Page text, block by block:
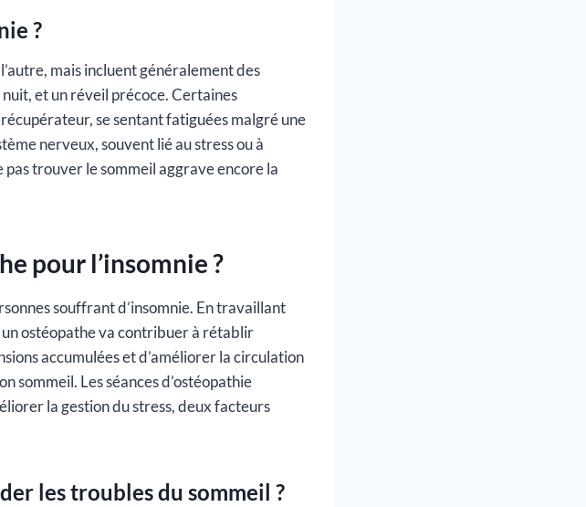
?
mais incluent généralement des
et un réveil précoce. Certaines
se sentant fatiguées malgré une
nerveux, souvent lié au stress ou à
pas trouver le sommeil aggrave encore la
pour l’insomnie ?
souffrant d’insomnie. En travaillant
ostéopathe va contribuer à rétablir
accumulées et d’améliorer la circulation
sommeil. Les séances d’ostéopathie
la gestion du stress, deux facteurs
les troubles du sommeil ?